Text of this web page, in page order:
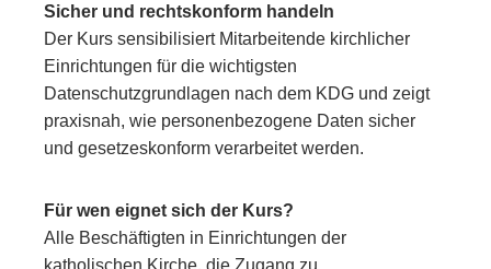
Sicher und rechtskonform handeln
Der Kurs sensibilisiert Mitarbeitende kirchlicher
Einrichtungen für die wichtigsten
Datenschutzgrundlagen nach dem KDG und zeigt
praxisnah, wie personenbezogene Daten sicher
und gesetzeskonform verarbeitet werden.
Für wen eignet sich der Kurs?
Alle Beschäftigten in Einrichtungen der
katholischen Kirche, die Zugang zu